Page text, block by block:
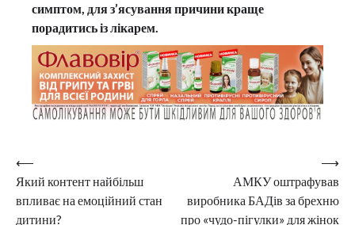
симптом, для з’ясування причини краще
порадитись із лікарем.
Навігація
записів
⟵
Який контент найбільш
впливає на емоційний стан
дитини?
АМКУ оштрафував
виробника БАДів за брехню
про «чудо-пігулки» для жінок
⟶